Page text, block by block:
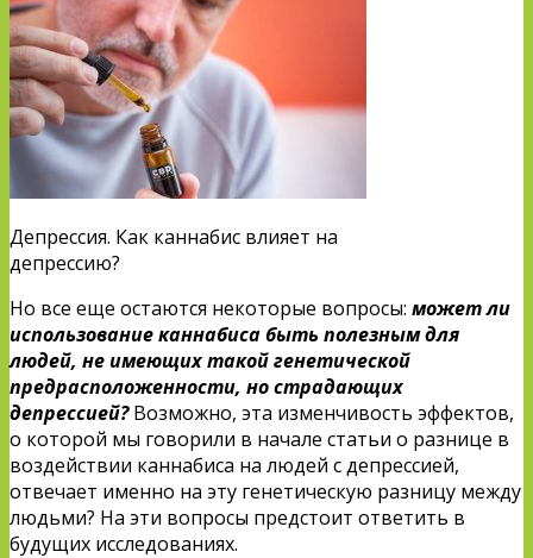
Депрессия. Как каннабис влияет на
депрессию?
Но все еще остаются некоторые вопросы: может ли
использование каннабиса быть полезным для
людей, не имеющих такой генетической
предрасположенности, но страдающих
депрессией?Возможно, эта изменчивость эффектов,
о которой мы говорили в начале статьи о разнице в
воздействии каннабиса на людей с депрессией,
отвечает именно на эту генетическую разницу между
людьми? На эти вопросы предстоит ответить в
будущих исследованиях.